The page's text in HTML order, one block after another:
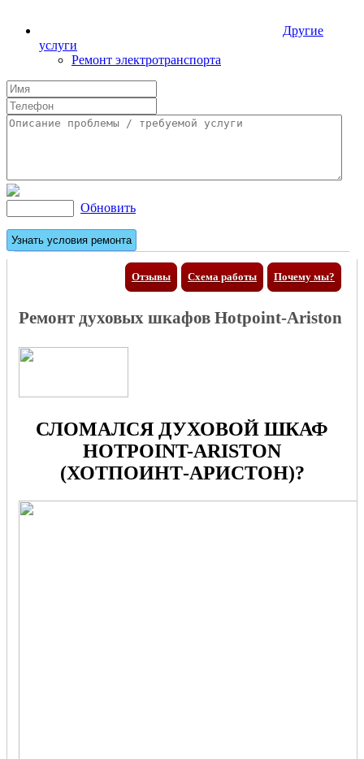
Другие
услуги
Ремонт электротранспорта
Обновить
Отзывы Почему мы?
Схема работы
Ремонт духовых шкафов Hotpoint-Ariston
СЛОМАЛСЯ ДУХОВОЙ ШКАФ
HOTPOINT-ARISTON
(ХОТПОИНТ-АРИСТОН)?